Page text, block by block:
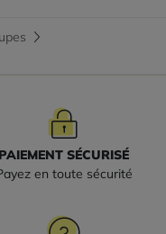
PAIEMENT SÉCURISÉ
en toute sécurité